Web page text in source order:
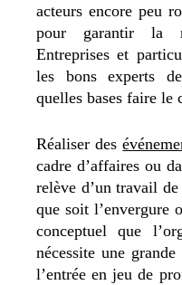
acteurs encore peu
pour garantir la
Entreprises et
les bons experts
quelles bases faire le
Réaliser des
cadre d’affaires ou
relève d’un travail
que soit l’envergure
conceptuel que
nécessite une
l’entrée en jeu de